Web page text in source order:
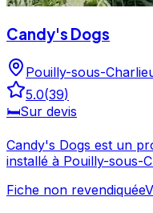
Candy's Dogs
Pouilly-sous-
5.0(39)
🛏️Sur devis
Candy's Dogs est un
installé à Pouilly-sous-
avec une note moyenne de 5/5.
Fiche non revendiquée